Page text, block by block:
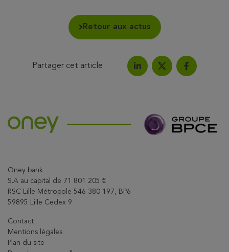
Retour aux actus
Partager cet article
Partagez l'article sur
Partagez l'article
Partagez
Oney bank
S.A au capital de 71 801 205 €
RSC Lille Métropole 546 380 197, BP6
59895 Lille Cedex 9
Contact
Mentions légales
Plan du site